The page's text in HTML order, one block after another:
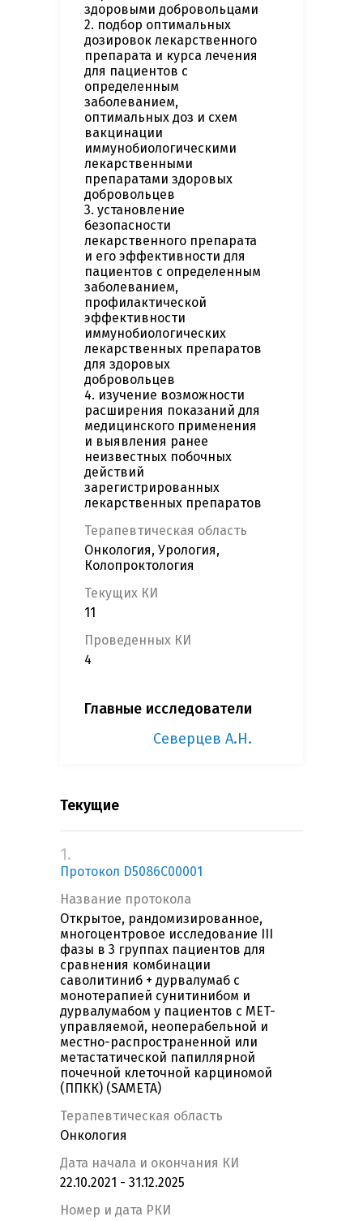
здоровыми добровольцами
2. подбор оптимальных
дозировок лекарственного
препарата и курса лечения
для пациентов с
определенным
заболеванием,
оптимальных доз и схем
вакцинации
иммунобиологическими
лекарственными
препаратами здоровых
добровольцев
3. установление
безопасности
лекарственного препарата
и его эффективности для
пациентов с определенным
заболеванием,
профилактической
эффективности
иммунобиологических
лекарственных препаратов
для здоровых
добровольцев
4. изучение возможности
расширения показаний для
медицинского применения
и выявления ранее
неизвестных побочных
действий
зарегистрированных
лекарственных препаратов
Терапевтическая область
Онкология, Урология,
Колопроктология
Текущих КИ
11
Проведенных КИ
4
Главные исследователи
Северцев А.Н.
Текущие
1.
Протокол D5086C00001
Название протокола
Открытое, рандомизированное,
многоцентровое исследование III
фазы в 3 группах пациентов для
сравнения комбинации
саволитиниб + дурвалумаб с
монотерапией сунитинибом и
дурвалумабом у пациентов с MET-
управляемой, неоперабельной и
местно-распространенной или
метастатической папиллярной
почечной клеточной карциномой
(ППКК) (SAMETA)
Терапевтическая область
Онкология
Дата начала и окончания КИ
22.10.2021 - 31.12.2025
Номер и дата РКИ